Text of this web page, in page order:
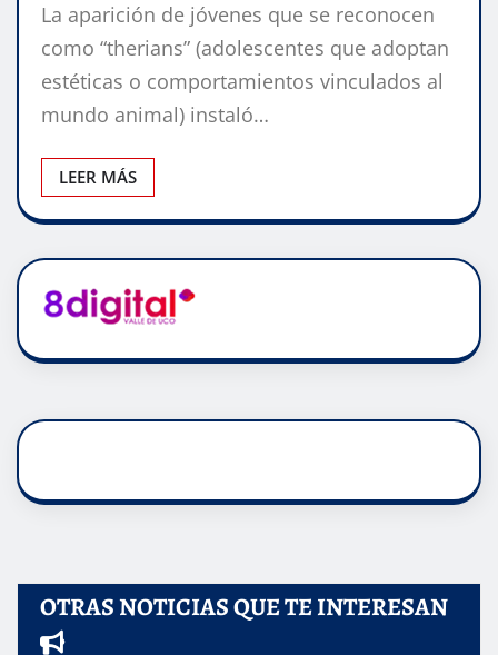
La aparición de jóvenes que se reconocen
como “therians” (adolescentes que adoptan
estéticas o comportamientos vinculados al
mundo animal) instaló…
LEER MÁS
OTRAS NOTICIAS QUE TE INTERESAN